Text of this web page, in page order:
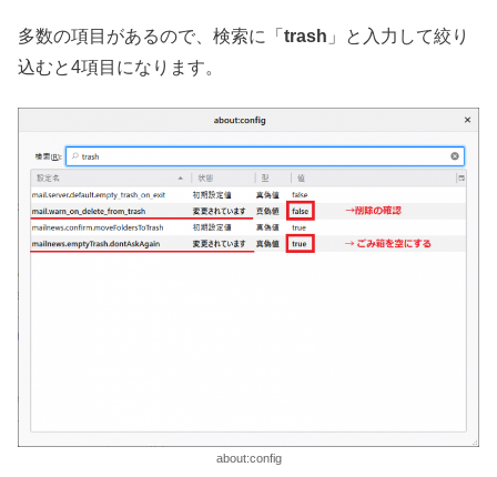
多数の項目があるので、検索に「 trash 」と入力して絞り
込むと4項目になります。
about:config